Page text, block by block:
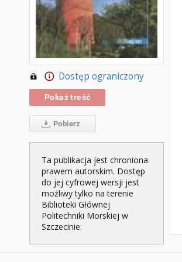
Dostęp ograniczony
Pokaż treść
Pobierz
Ta publikacja jest chroniona
prawem autorskim. Dostęp
do jej cyfrowej wersji jest
możliwy tylko na terenie
Biblioteki Głównej
Politechniki Morskiej w
Szczecinie.